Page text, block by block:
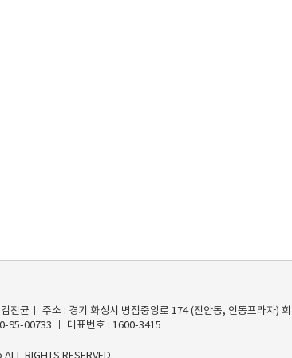
진균ㅣ 주소 : 경기 화성시 병점중앙로 174 (진안동, 인동프라자)
95-00733 ㅣ 대표번호 : 1600-3415